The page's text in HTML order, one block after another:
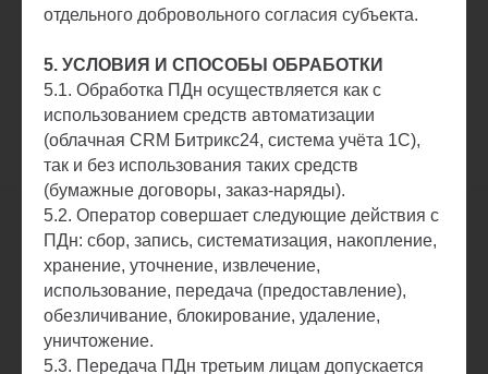
отдельного добровольного согласия субъекта.
5. УСЛОВИЯ И СПОСОБЫ ОБРАБОТКИ
5.1. Обработка ПДн осуществляется как с
использованием средств автоматизации
(облачная CRM Битрикс24, система учёта 1С),
так и без использования таких средств
(бумажные договоры, заказ-наряды).
5.2. Оператор совершает следующие действия с
ПДн: сбор, запись, систематизация, накопление,
хранение, уточнение, извлечение,
использование, передача (предоставление),
обезличивание, блокирование, удаление,
уничтожение.
5.3. Передача ПДн третьим лицам допускается